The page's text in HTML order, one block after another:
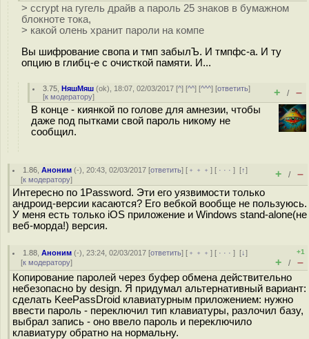
> ccrypt на гугель драйв а пароль 25 знаков в бумажном
блокноте тока,
> какой олень хранит пароли на компе
Вы шифрование свопа и тмп забылЪ. И тмпфс-а. И ту
опцию в глибц-е с очисткой памяти. И...
3.75 ,НяшМяш (ok), 18:07, 02/03/2017 [^] [^^] [^^^] [ответить]
[к модератору] + / –
В конце - киянкой по голове для амнезии, чтобы
даже под пытками свой пароль никому не
сообщил.
1.86 ,Аноним (-), 20:43, 02/03/2017 [ответить] [ ﹢﹢﹢] [ · · ·][↑]
[к модератору] + / –
Интересно по 1Password. Эти его уязвимости только
андроид-версии касаются? Его вебкой вообще не пользуюсь.
У меня есть только iOS приложение и Windows stand-alone(не
веб-морда!) версия.
1.88 ,Аноним (-), 23:24, 02/03/2017 [ответить] [ ﹢﹢﹢] [ · · ·][↓]
[к модератору]
+1
+ / –
Копирование паролей через буфер обмена действительно
небезопасно by design. Я придумал альтернативный вариант:
cделать KeePassDroid клавиатурным приложением: нужно
ввести пароль - переключил тип клавиатуры, разлочил базу,
выбрал запись - оно ввело пароль и переключило
клавиатуру обратно на нормальну.